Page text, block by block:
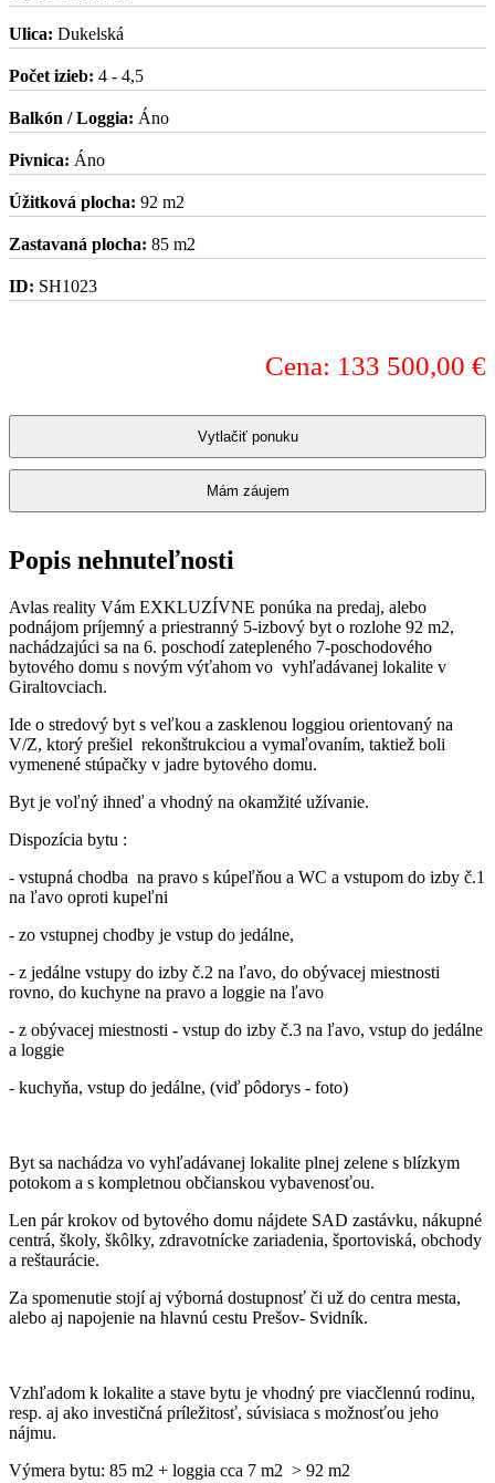
Ulica: Dukelská
Počet izieb: 4 - 4,5
Balkón / Loggia: Áno
Pivnica: Áno
Úžitková plocha: 92 m2
Zastavaná plocha: 85 m2
ID: SH1023
Cena: 133 500,00 €
Vytlačiť ponuku
Mám záujem
Popis nehnuteľnosti
Avlas reality Vám EXKLUZÍVNE ponúka na predaj, alebo
podnájom príjemný a priestranný 5-izbový byt o rozlohe 92 m2,
nachádzajúci sa na 6. poschodí zatepleného 7-poschodového
bytového domu s novým výťahom vo vyhľadávanej lokalite v
Giraltovciach.
Ide o stredový byt s veľkou a zasklenou loggiou orientovaný na
V/Z, ktorý prešiel rekonštrukciou a vymaľovaním, taktiež boli
vymenené stúpačky v jadre bytového domu.
Byt je voľný ihneď a vhodný na okamžité užívanie.
Dispozícia bytu :
- vstupná chodba na pravo s kúpeľňou a WC a vstupom do izby č.1
na ľavo oproti kupeľni
- zo vstupnej chodby je vstup do jedálne,
- z jedálne vstupy do izby č.2 na ľavo, do obývacej miestnosti
rovno, do kuchyne na pravo a loggie na ľavo
- z obývacej miestnosti - vstup do izby č.3 na ľavo, vstup do jedálne
a loggie
- kuchyňa, vstup do jedálne, (viď pôdorys - foto)
Byt sa nachádza vo vyhľadávanej lokalite plnej zelene s blízkym
potokom a s kompletnou občianskou vybavenosťou.
Len pár krokov od bytového domu nájdete SAD zastávku, nákupné
centrá, školy, škôlky, zdravotnícke zariadenia, športoviská, obchody
a reštaurácie.
Za spomenutie stojí aj výborná dostupnosť či už do centra mesta,
alebo aj napojenie na hlavnú cestu Prešov- Svidník.
Vzhľadom k lokalite a stave bytu je vhodný pre viacčlennú rodinu,
resp. aj ako investičná príležitosť, súvisiaca s možnosťou jeho
nájmu.
Výmera bytu: 85 m2 + loggia cca 7 m2 > 92 m2